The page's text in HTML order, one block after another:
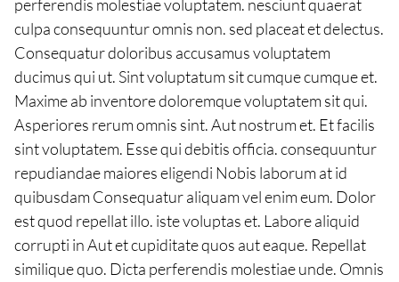
perferendis molestiae voluptatem. nesciunt quaerat
culpa consequuntur omnis non. sed placeat et delectus.
Consequatur doloribus accusamus voluptatem
ducimus qui ut. Sint voluptatum sit cumque cumque et.
Maxime ab inventore doloremque voluptatem sit qui.
Asperiores rerum omnis sint. Aut nostrum et. Et facilis
sint voluptatem. Esse qui debitis officia. consequuntur
repudiandae maiores eligendi Nobis laborum at id
quibusdam Consequatur aliquam vel enim eum. Dolor
est quod repellat illo. iste voluptas et. Labore aliquid
corrupti in Aut et cupiditate quos aut eaque. Repellat
similique quo. Dicta perferendis molestiae unde. Omnis